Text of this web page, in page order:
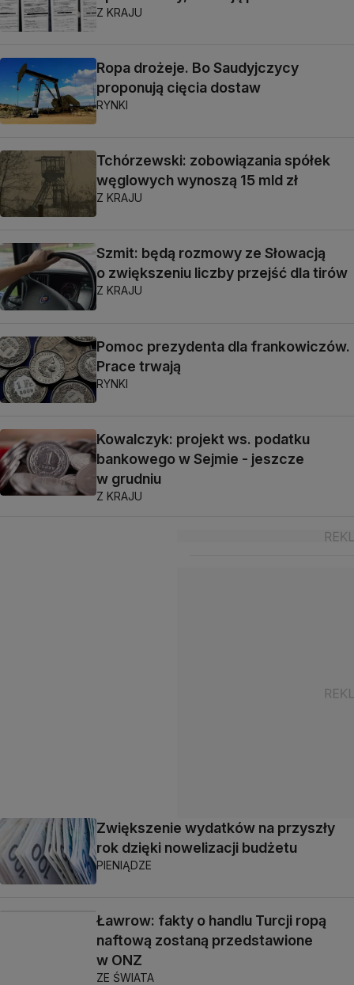
Z KRAJU
Ropa drożeje. Bo Saudyjczycy
proponują cięcia dostaw
RYNKI
Tchórzewski: zobowiązania spółek
węglowych wynoszą 15 mld zł
Z KRAJU
Szmit: będą rozmowy ze Słowacją
o zwiększeniu liczby przejść dla tirów
Z KRAJU
Pomoc prezydenta dla frankowiczów.
Prace trwają
RYNKI
Kowalczyk: projekt ws. podatku
bankowego w Sejmie - jeszcze
w grudniu
Z KRAJU
Zwiększenie wydatków na przyszły
rok dzięki nowelizacji budżetu
PIENIĄDZE
Ławrow: fakty o handlu Turcji ropą
naftową zostaną przedstawione
w ONZ
ZE ŚWIATA